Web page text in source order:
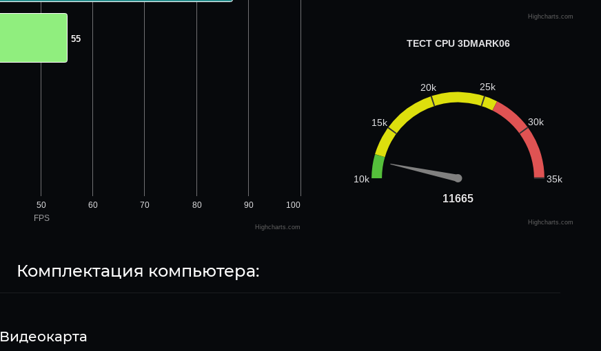
FPS
55
55
50 60 70 80 90 100
Highcharts.com
Highcharts.com
11665
11665
ТЕСТ CPU 3DMARK06
10k
15k
20k 25k
30k
35k
Highcharts.com
Комплектация компьютера:
Видеокарта